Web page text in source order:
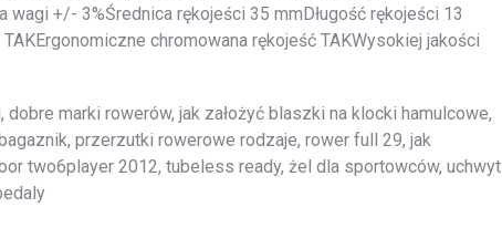
wagi +/- 3%Średnica rękojeści 35 mmDługość rękojeści 13
chromowana rękojeść TAKWysokiej jakości
marki rowerów, jak założyć blaszki na klocki hamulcowe,
przerzutki rowerowe rodzaje, rower full 29, jak
two6player 2012, tubeless ready, żel dla sportowców, uchwyt